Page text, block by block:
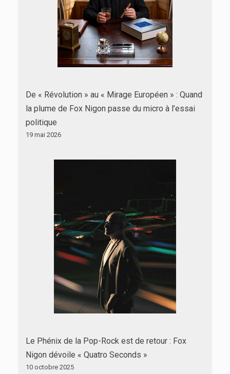
De « Révolution » au « Mirage Européen » : Quand
la plume de Fox Nigon passe du micro à l’essai
politique
19 mai 2026
Le Phénix de la Pop-Rock est de retour : Fox
Nigon dévoile « Quatro Seconds »
10 octobre 2025